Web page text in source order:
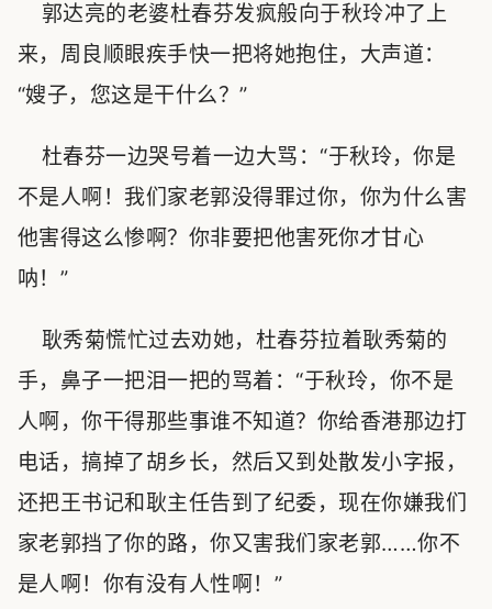
郭达亮的老婆杜春芬发疯般向于秋玲冲了上
来，周良顺眼疾手快一把将她抱住，大声道：
“嫂子，您这是干什么？”
杜春芬一边哭号着一边大骂：“于秋玲，你是
不是人啊！我们家老郭没得罪过你，你为什么害
他害得这么惨啊？你非要把他害死你才甘心
呐！”
耿秀菊慌忙过去劝她，杜春芬拉着耿秀菊的
手，鼻子一把泪一把的骂着：“于秋玲，你不是
人啊，你干得那些事谁不知道？你给香港那边打
电话，搞掉了胡乡长，然后又到处散发小字报，
还把王书记和耿主任告到了纪委，现在你嫌我们
家老郭挡了你的路，你又害我们家老郭……你不
是人啊！你有没有人性啊！”